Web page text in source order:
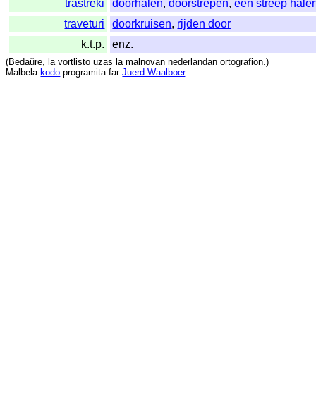
trastreki doorhalen,doorstrepen,een streep
traveturi
doorkruisen, rijden door
k.t.p.
enz.
(Bedaŭre, la vortlisto uzas la malnovan nederlandan ortografion.)
Malbela kodo programita far Juerd Waalboer.